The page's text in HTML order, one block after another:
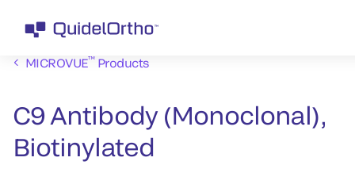
MICROVUE™Products
C9 Antibody (Monoclonal),
Biotinylated